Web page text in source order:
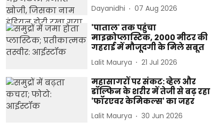
Dayanidhi 07 Aug 2026
'पाताल' तक पहुंचा
माइक्रोप्लास्टिक, 2000 मीटर की
गहराई में मौजूदगी के मिले सबूत
Lalit Maurya 21 Jul 2026
महासागरों पर संकट: व्हेल और
डॉल्फिन के शरीर में तेजी से बढ़ रहा
'फॉरएवर केमिकल्स' का जहर
Lalit Maurya 30 Jun 2026